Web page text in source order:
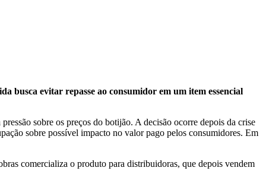
busca evitar repasse ao consumidor em um item essencial
sobre os preços do botijão. A decisão ocorre depois da crise
sobre possível impacto no valor pago pelos consumidores. Em
comercializa o produto para distribuidoras, que depois vendem